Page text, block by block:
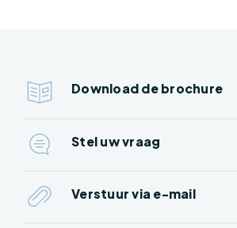
Download de brochure
Stel uw vraag
Verstuur via e-mail